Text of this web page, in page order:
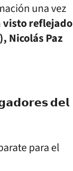
una vez
visto reflejado
Nicolás Paz
𝗱𝗲𝗹
para el